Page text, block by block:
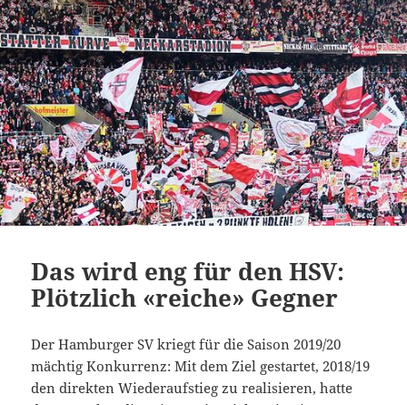
Das wird eng für den HSV:
Plötzlich «reiche» Gegner
Der Hamburger SV kriegt für die Saison 2019/20
mächtig Konkurrenz: Mit dem Ziel gestartet, 2018/19
den direkten Wiederaufstieg zu realisieren, hatte